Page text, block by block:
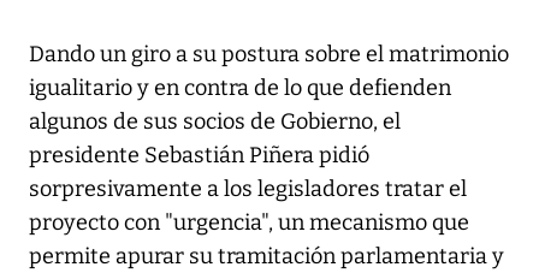
Dando un giro a su postura sobre el matrimonio
igualitario y en contra de lo que defienden
algunos de sus socios de Gobierno, el
presidente Sebastián Piñera pidió
sorpresivamente a los legisladores tratar el
proyecto con "urgencia", un mecanismo que
permite apurar su tramitación parlamentaria y